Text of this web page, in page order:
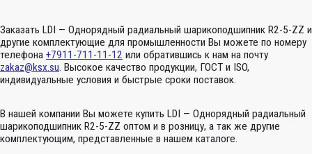
Заказать LDI — Однорядный радиальный шарикоподшипник R2-5-ZZ и
другие комплектующие для промышленности Вы можете по номеру
телефона +7911-711-11-12 или обратившись к нам на почту
zakaz@ksx.su. Высокое качество продукции, ГОСТ и ISO,
индивидуальные условия и быстрые сроки поставок.
В нашей компании Вы можете купить LDI — Однорядный радиальный
шарикоподшипник R2-5-ZZ оптом и в розницу, а так же другие
комплектующим, представленные в нашем каталоге.